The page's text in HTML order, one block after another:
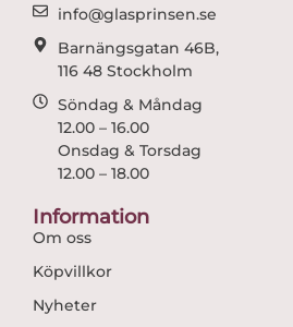
info@glasprinsen.se
Barnängsgatan 46B,
116 48 Stockholm
Söndag & Måndag
12.00 – 16.00
Onsdag & Torsdag
12.00 – 18.00
Information
Om oss
Köpvillkor
Nyheter